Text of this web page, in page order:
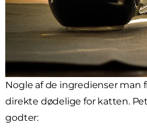
Nogle af de ingredienser man
direkte dødelige for katten.
godter: